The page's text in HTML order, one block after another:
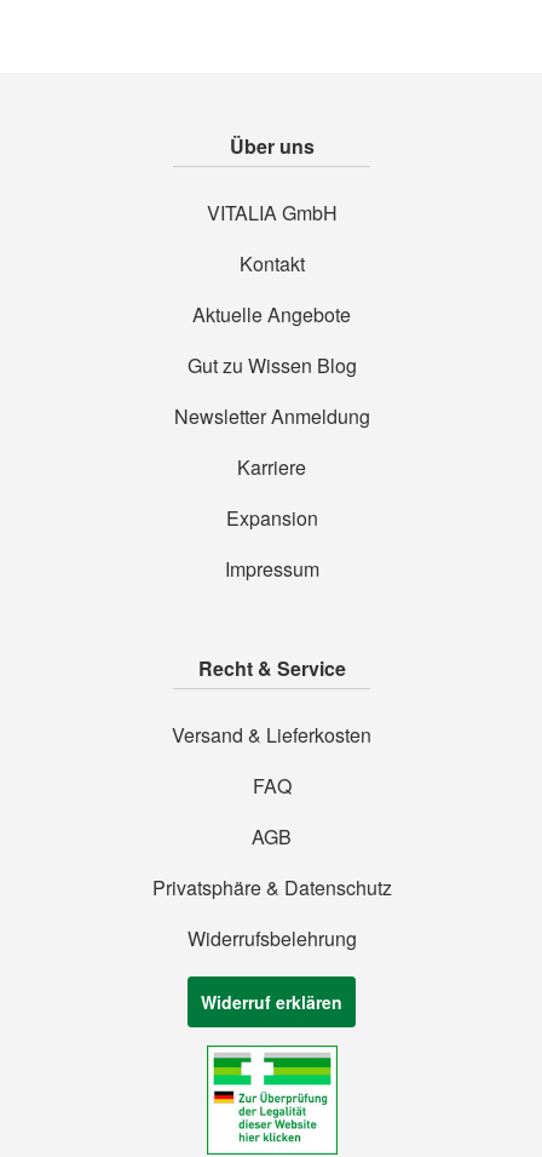
Über uns
VITALIA GmbH
Kontakt
Aktuelle Angebote
Gut zu Wissen Blog
Newsletter Anmeldung
Karriere
Expansion
Impressum
Recht & Service
Versand & Lieferkosten
FAQ
AGB
Privatsphäre & Datenschutz
Widerrufsbelehrung
Widerruf erklären